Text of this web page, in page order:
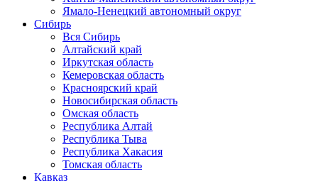
Ямало-Ненецкий автономный округ
Сибирь
Вся Сибирь
Алтайский край
Иркутская область
Кемеровская область
Красноярский край
Новосибирская область
Омская область
Республика Алтай
Республика Тыва
Республика Хакасия
Томская область
Кавказ